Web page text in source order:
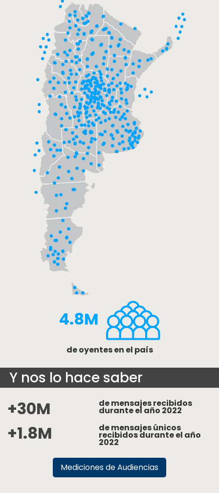
4.8M
de oyentes en el país
Y nos lo hace saber
+30M de mensajes recibidos
durante el año 2022
+1.8M de mensajes únicos
recibidos durante el año
2022
Mediciones de Audiencias